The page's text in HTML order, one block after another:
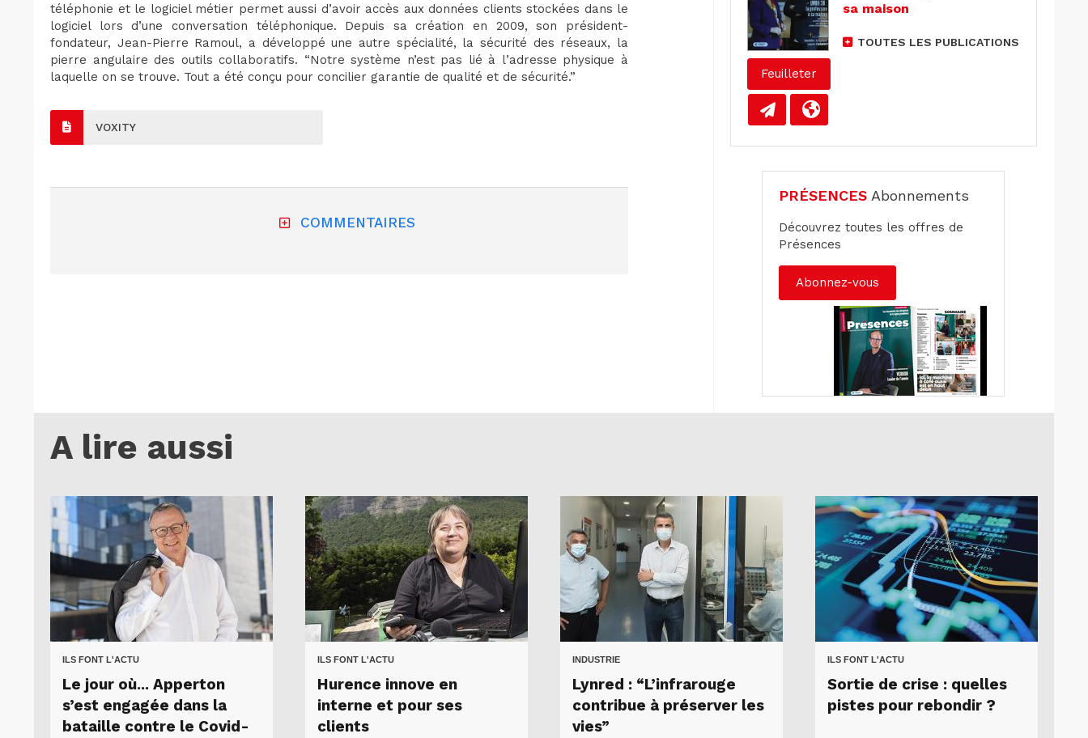
téléphonie et le logiciel métier permet aussi d’avoir accès aux données clients stockées dans le
logiciel lors d’une conversation téléphonique. Depuis sa création en 2009, son président-
fondateur, Jean-Pierre Ramoul, a développé une autre spécialité, la sécurité des réseaux, la
pierre angulaire des outils collaboratifs. “Notre système n’est pas lié à l’adresse physique à
laquelle on se trouve. Tout a été conçu pour concilier garantie de qualité et de sécurité.”
VOXITY
COMMENTAIRES
Feuilleter
sa maison
TOUTES LES PUBLICATIONS
PRÉSENCES Abonnements
Découvrez toutes les offres de
Présences
Abonnez-vous
A lire aussi
ILS FONT L'ACTU
Le jour où... Apperton
s’est engagée dans la
bataille contre le Covid-
ILS FONT L'ACTU
Hurence innove en
interne et pour ses
clients
INDUSTRIE
Lynred : “L’infrarouge
contribue à préserver les
vies”
ILS FONT L'ACTU
Sortie de crise : quelles
pistes pour rebondir ?